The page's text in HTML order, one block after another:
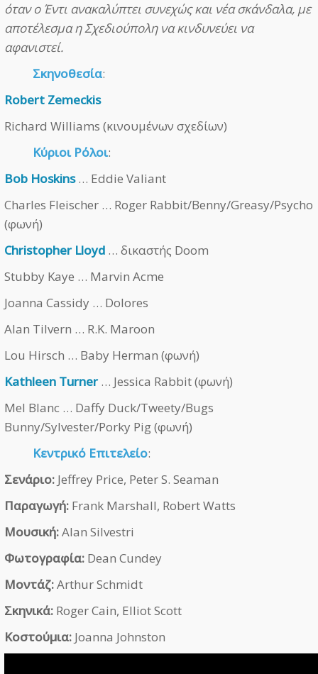
όταν ο Έντι ανακαλύπτει συνεχώς και νέα σκάνδαλα, με
αποτέλεσμα η Σχεδιούπολη να κινδυνεύει να
αφανιστεί.
Σκηνοθεσία:
Robert Zemeckis
Richard Williams (κινουμένων σχεδίων)
Κύριοι Ρόλοι:
Bob Hoskins… Eddie Valiant
Charles Fleischer … Roger Rabbit/Benny/Greasy/Psycho
(φωνή)
Christopher Lloyd … δικαστής Doom
Stubby Kaye … Marvin Acme
Joanna Cassidy … Dolores
Alan Tilvern … R.K. Maroon
Lou Hirsch … Baby Herman (φωνή)
Kathleen Turner … Jessica Rabbit (φωνή)
Mel Blanc … Daffy Duck/Tweety/Bugs
Bunny/Sylvester/Porky Pig (φωνή)
Κεντρικό Επιτελείο:
Σενάριο: Jeffrey Price, Peter S. Seaman
Παραγωγή: Frank Marshall, Robert Watts
Μουσική:Alan Silvestri
Φωτογραφία: Dean Cundey
Μοντάζ:Arthur Schmidt
Σκηνικά: Roger Cain, Elliot Scott
Κοστούμια: Joanna Johnston